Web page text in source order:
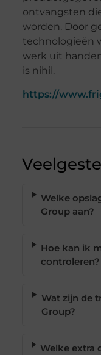
ontvangsten
worden. Door
technologieën
werk uit
is nihil.
https://
Welke
Group aan?
Hoe kan ik
controleren?
Wat zijn de
Group?
Welke extra